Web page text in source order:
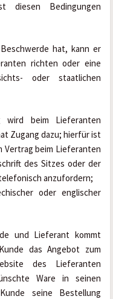
diesen Bedingungen
hat, kann er
richten oder eine
oder staatlichen
wird beim Lieferanten
Zugang dazu; hierfür ist
Vertrag beim Lieferanten
des Sitzes oder der
anzufordern;
oder englischer
und Lieferant kommt
das Angebot zum
des Lieferanten
Ware in seinen
seine Bestellung